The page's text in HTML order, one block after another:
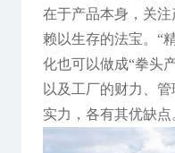
在于产品本身，关
赖以生存的法宝。“
化也可以做成“拳头
以及工厂的财力、
实力，各有其优缺点